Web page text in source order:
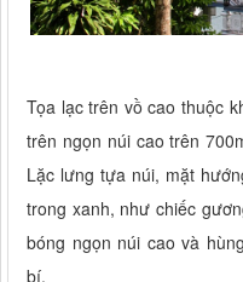
Tọa lạc trên vồ cao thuộc
trên ngọn núi cao trên
Lặc lưng tựa núi, mặt
trong xanh, như chiếc
bóng ngọn núi cao và
bí.